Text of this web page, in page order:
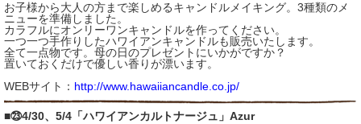
お子様から大人の方まで楽しめるキャンドルメイキング。3種類のメ
ニューを準備しました。
カラフルにオンリーワンキャンドルを作ってください。
一つ一つ手作りしたハワイアンキャンドルも販売いたします。
全て一点物です。母の日のプレゼントにいかがですか？
置いておくだけで優しい香りが漂います。
WEBサイト： http://www.hawaiiancandle.co.jp/
■㉓4/30、5/4「ハワイアンカルトナージュ」Azur